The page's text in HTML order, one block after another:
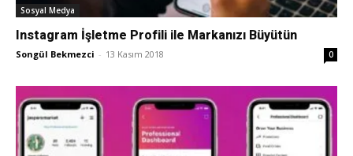
Sosyal Medya
Instagram İşletme Profili ile Markanızı Büyütün
Songül Bekmezci - 13 Kasım 2018 0